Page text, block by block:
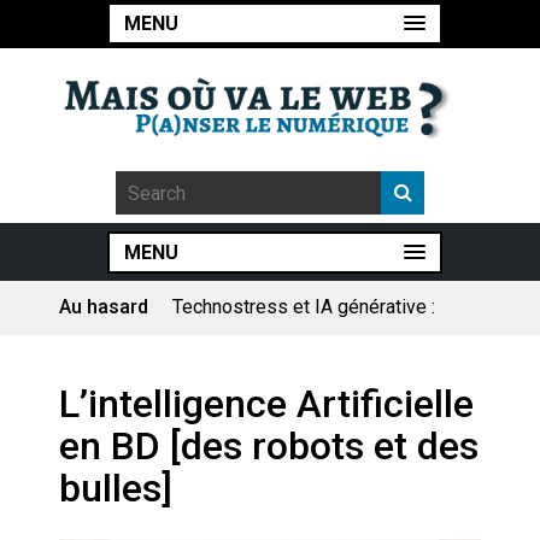
MENU
MENU
Au hasard
Technostress et IA générative :
Pourquoi les études qui
prévoient la fin de l’emploi « à
cause » de l’IA se plantent-
elles toujours ?
Le consultant : une lecture
L’intelligence Artificielle
en BD [des robots et des
bulles]